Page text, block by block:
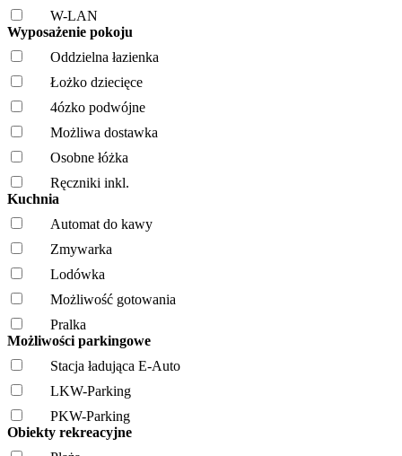
W-LAN
Wyposażenie pokoju
Oddzielna łazienka
Łożko dziecięce
4ózko podwójne
Możliwa dostawka
Osobne łóżka
Ręczniki inkl.
Kuchnia
Automat do kawy
Zmywarka
Lodówka
Możliwość gotowania
Pralka
Możliwości parkingowe
Stacja ładująca E-Auto
LKW-Parking
PKW-Parking
Obiekty rekreacyjne